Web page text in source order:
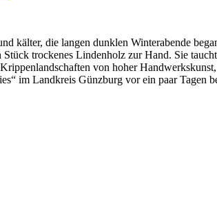
kälter, die langen dunklen Winterabende
trockenes Lindenholz zur Hand. Sie
von hoher
im Landkreis Günzburg vor ein paar Tagen